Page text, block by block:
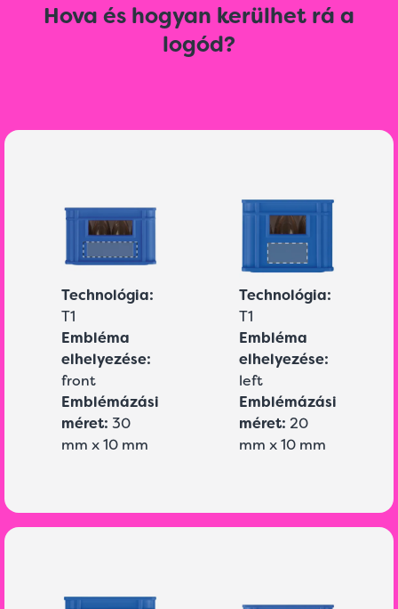
Hova és hogyan kerülhet rá a
logód?
Technológia:
T1
Embléma
elhelyezése:
front
Emblémázási
méret: 30
mm x 10 mm
Technológia:
T1
Embléma
elhelyezése:
left
Emblémázási
méret: 20
mm x 10 mm